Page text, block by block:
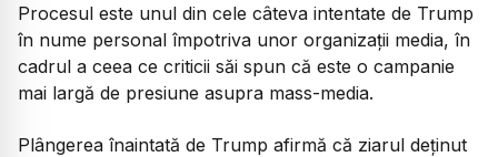
Procesul este unul din cele câteva intentate de Trump
în nume personal împotriva unor organizații media, în
cadrul a ceea ce criticii săi spun că este o campanie
mai largă de presiune asupra mass-media.
Plângerea înaintată de Trump afirmă că ziarul deținut